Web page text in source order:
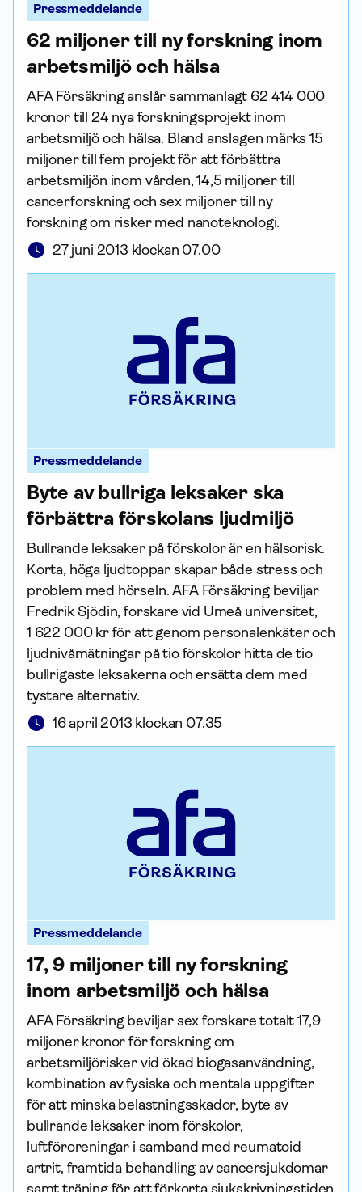
Pressmeddelande
62 miljoner till ny forskning inom
arbetsmiljö och hälsa
AFA För­säkring anslår sammanlagt 62 414 000
kronor till 24 nya forsknings­projekt inom
arbetsmiljö och hälsa. Bland anslagen märks 15
miljoner till fem projekt för att förbättra
arbetsmiljön inom vården, 14,5 miljoner till
cancerforskning och sex miljoner till ny
forskning om risker med nanoteknologi.
27 juni 2013 klockan 07.00
Pressmeddelande
Byte av bullriga leksaker ska
förbättra förskolans ljudmiljö
Bullrande leksaker på förskolor är en hälsorisk.
Korta, höga ljudtoppar skapar både stress och
problem med hörseln. AFA För­säkring beviljar
Fredrik Sjödin, forskare vid Umeå universitet,
1 622 000 kr för att genom personalenkäter och
ljudnivåmätningar på tio förskolor hitta de tio
bullrigaste leksakerna och ersätta dem med
tystare alternativ.
16 april 2013 klockan 07.35
Pressmeddelande
17, 9 miljoner till ny forskning
inom arbetsmiljö och hälsa
AFA För­säkring beviljar sex forskare totalt 17,9
miljoner kronor för forskning om
arbetsmiljörisker vid ökad biogasanvändning,
kombination av fysiska och mentala upp­gifter
för att minska belastnings­skador, byte av
bullrande leksaker inom förskolor,
luftföroreningar i samband med reumatoid
artrit, framtida behandling av cancersjukdomar
samt träning för att förkorta sjukskrivningstiden